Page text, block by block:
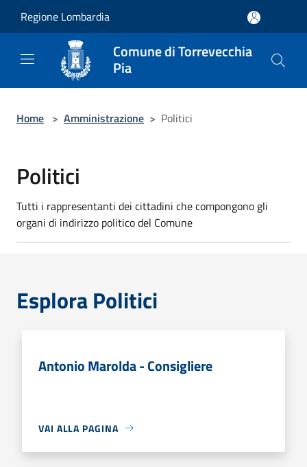
Regione Lombardia
Comune di Torrevecchia
Pia
Home > Amministrazione > Politici
Politici
Tutti i rappresentanti dei cittadini che compongono gli
organi di indirizzo politico del Comune
Esplora Politici
Antonio Marolda - Consigliere
VAI ALLA PAGINA